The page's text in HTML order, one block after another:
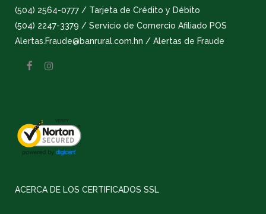
(504) 2564-0777 / Tarjeta de Crédito y Débito
(504) 2247-3379 / Servicio de Comercio Afiliado POS
Alertas.Fraude@banrural.com.hn / Alertas de Fraude
ACERCA DE LOS CERTIFICADOS SSL